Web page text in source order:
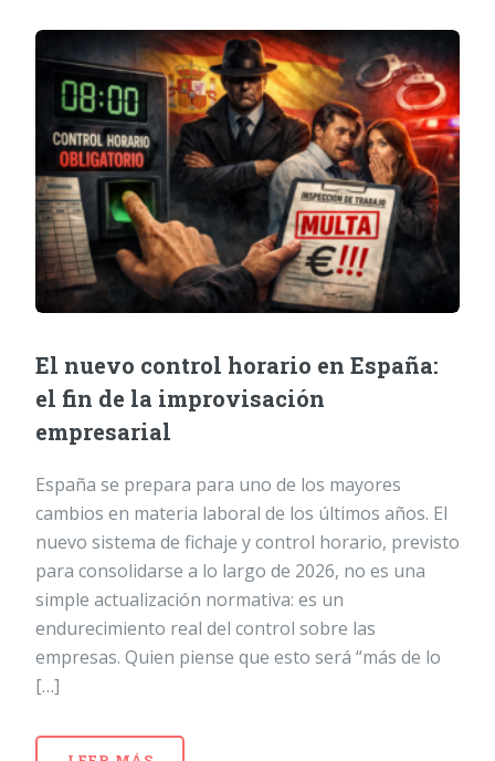
El nuevo control horario en España:
el fin de la improvisación
empresarial
España se prepara para uno de los mayores
cambios en materia laboral de los últimos años. El
nuevo sistema de fichaje y control horario, previsto
para consolidarse a lo largo de 2026, no es una
simple actualización normativa: es un
endurecimiento real del control sobre las
empresas. Quien piense que esto será “más de lo
[…]